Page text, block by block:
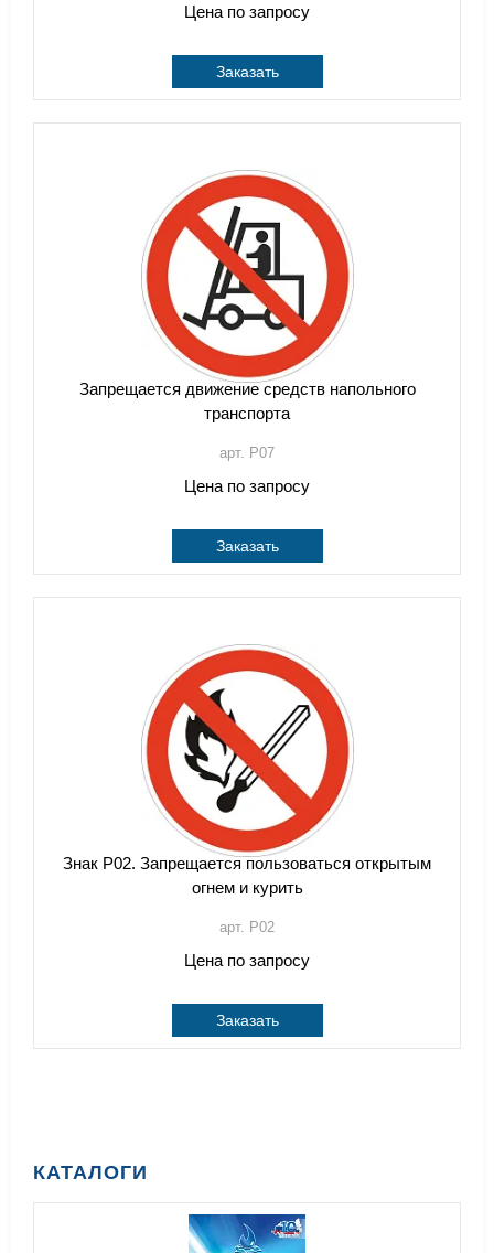
Цена по запросу
Заказать
Запрещается движение средств напольного
транспорта
арт. P07
Цена по запросу
Заказать
Знак Р02. Запрещается пользоваться открытым
огнем и курить
арт. P02
Цена по запросу
Заказать
КАТАЛОГИ